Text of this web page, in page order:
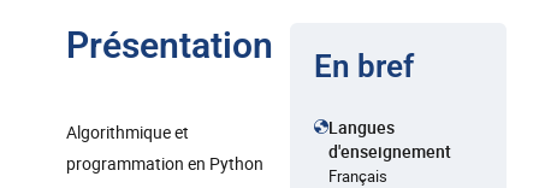
Présentation
Algorithmique et
programmation en Python
En bref
Langues
d'enseignement
Français